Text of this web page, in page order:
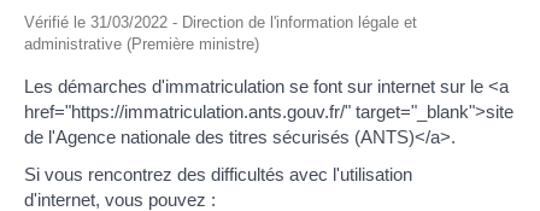
Vérifié le 31/03/2022 - Direction de l'information légale et
administrative (Première ministre)
Les démarches d'immatriculation se font sur internet sur le <a
href="https://immatriculation.ants.gouv.fr/" target="_blank">site
de l'Agence nationale des titres sécurisés (ANTS)</a>.
Si vous rencontrez des difficultés avec l'utilisation
d'internet, vous pouvez :